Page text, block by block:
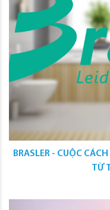
BRASLER - CUỘC
TỪ